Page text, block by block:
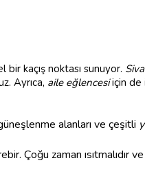
kaçış noktası sunuyor.
Ayrıca, aile eğlencesiiçin de
alanları ve çeşitli
Çoğu zaman ısıtmalıdır